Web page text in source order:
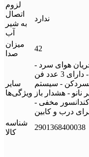
لزوم
اتصال
به شیر
آب
ندارد
میزان
صدا
42
سایر
ویژگی‌ها
- دارای بوگیر نانو - مجهز به سیستم جریان هوای سرد
چندگانه - دارای 3 عدد فن BLDC مجزا - مجهز به محفظه
- سیستم
- هشدار باز
مخفی -
درب و کابین
شناسه
کالا
2901368400038